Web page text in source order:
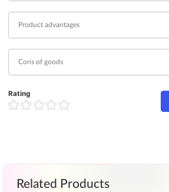
Rating
Related Products